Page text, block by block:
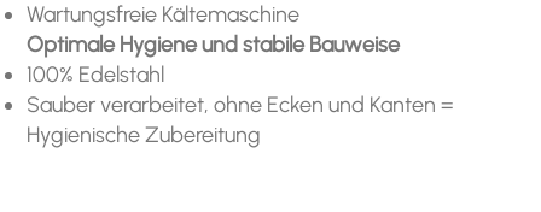
Wartungsfreie Kältemaschine
Optimale Hygiene und stabile Bauweise
100% Edelstahl
Sauber verarbeitet, ohne Ecken und Kanten =
Hygienische Zubereitung